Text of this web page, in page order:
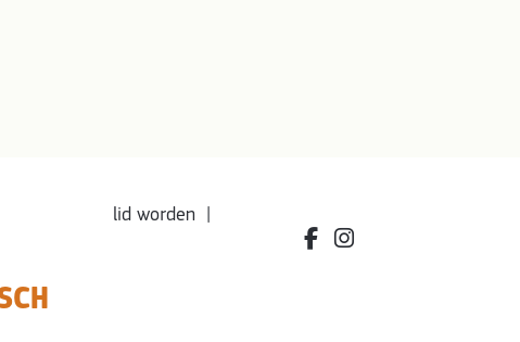
lid worden|
facebook.com/
instagram.com/